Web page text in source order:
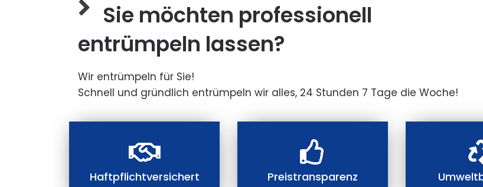
Sie möchten professionell
entrümpeln lassen?
Wir entrümpeln für Sie!
Schnell und gründlich entrümpeln wir alles, 24 Stunden 7 Tage die Woche!
Haftpflichtversichert Preistransparenz